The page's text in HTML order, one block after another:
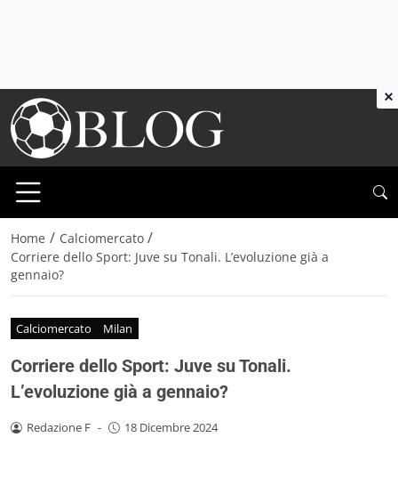
Home / Calciomercato /
Corriere dello Sport: Juve su Tonali. L’evoluzione già a
gennaio?
Calciomercato Milan
Corriere dello Sport: Juve su Tonali.
L’evoluzione già a gennaio?
Redazione F - 18 Dicembre 2024
×